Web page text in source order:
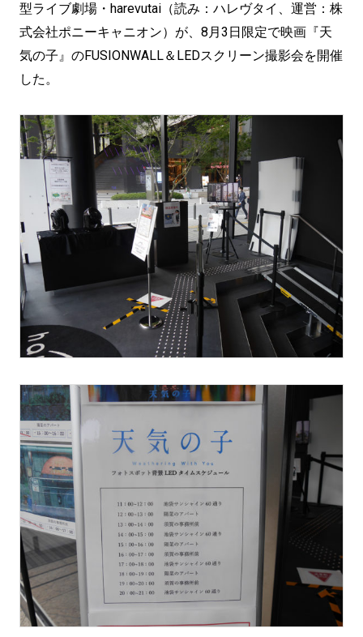
型ライブ劇場・harevutai（読み：ハレヴタイ、運営：株
式会社ポニーキャニオン）が、8月3日限定で映画『天
気の子』のFUSIONWALL＆LEDスクリーン撮影会を開催
した。